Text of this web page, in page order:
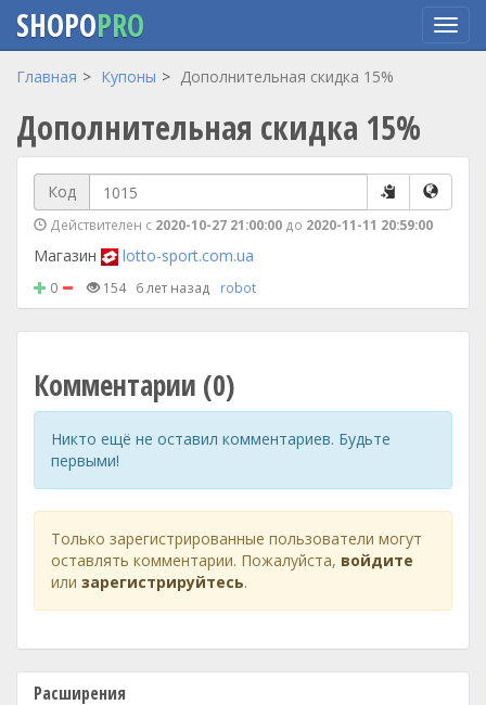
Перейти
основному
содержанию
SHOPOPRO
Главная Купоны Дополнительная скидка 15%
Дополнительная скидка 15%
Код
Действителен с 2020-10-27 21:00:00 до 2020-11-11 20:59:00
Магазин lotto-sport.com.ua
0 154 6 лет назад robot
Комментарии (0)
Никто ещё не оставил комментариев. Будьте
первыми!
Только зарегистрированные пользователи могут
оставлять комментарии. Пожалуйста, войдите
или зарегистрируйтесь.
Расширения